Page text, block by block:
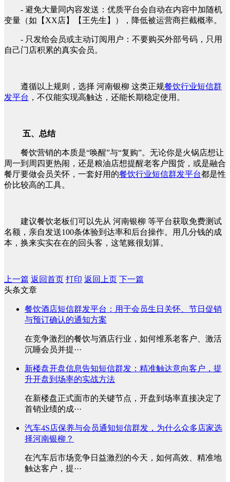
- 避免大量同内容发送：优质平台会自动在内容中加随机
变量（如【XX店】【王先生】），降低被运营商拦截概率。
- 只发给会员或主动订阅用户：不要购买外部号码，只用
自己门店积累的真实会员。
遵循以上规则，选择 河南银柳 这类正规餐饮行业短信群
发平台 ，不仅能实现高触达，还能长期稳定使用。
五、总结
餐饮营销的本质是“唤醒”与“复购”。无论你是火锅店想让
周一到周四更热闹，还是粮油店想提醒老客户囤货，或是融合
餐厅要做会员关怀，一套好用的餐饮行业短信群发平台都是性
价比较高的工具。
建议餐饮老板们可以先从 河南银柳 等平台获取免费测试
名额，亲自发送100条体验到达率和后台操作。用几分钱的成
本，换来实实在在的回头客，这笔账很划算。
上一篇 返回首页 打印 返回上页 下一篇
头条文章
餐饮酒店短信群发平台：用于会员生日关怀、节日促销
与预订确认的通知方案
在竞争激烈的餐饮与酒店行业，如何维系老客户、激活
沉睡会员并提···
新楼盘开盘信息告知短信群发：精准触达意向客户，提
升开盘到场率的实战方法
在新楼盘正式面市的关键节点，开盘到场率直接决定了
首销业绩的成···
汽车4S店保养与会员通知短信群发，为什么众多店家选
择河南银柳？
在汽车后市场竞争日益激烈的今天，如何高效、精准地
触达客户，提···